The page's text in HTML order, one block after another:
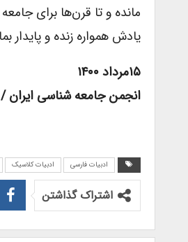
مانده و تا قرن‌ها برای
یادش‌ همواره زنده و پایدار
۱۵مرداد ۱۴۰۰
انجمن جامعه شناسی ایران
ادبیات فارسی ادبیات کلاسیک
اشتراک گذاشتن